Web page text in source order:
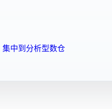
中到分析型数仓